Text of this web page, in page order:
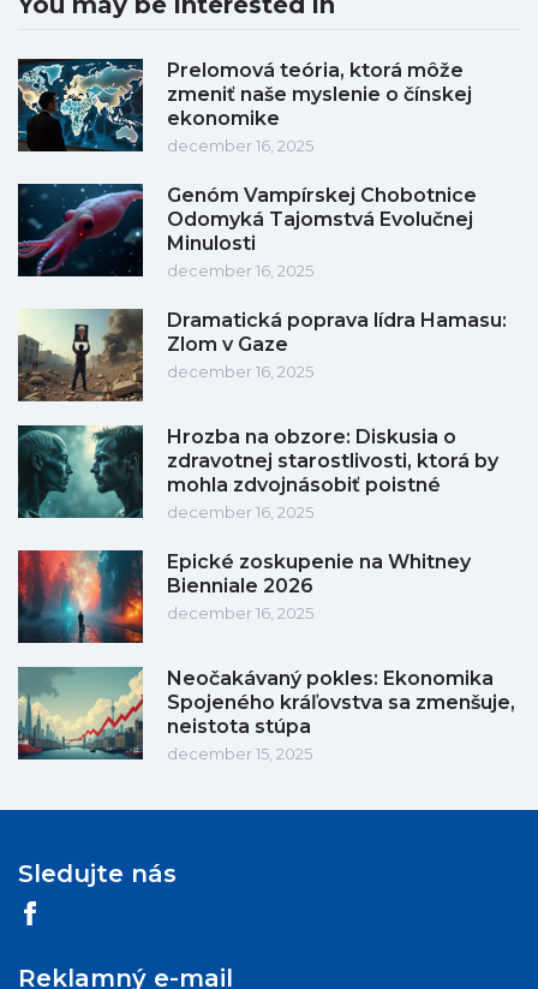
Prelomová teória, ktorá môže
zmeniť naše myslenie o čínskej
ekonomike
december 16, 2025
Genóm Vampírskej Chobotnice
Odomyká Tajomstvá Evolučnej
Minulosti
december 16, 2025
Dramatická poprava lídra Hamasu:
Zlom v Gaze
december 16, 2025
Hrozba na obzore: Diskusia o
zdravotnej starostlivosti, ktorá by
mohla zdvojnásobiť poistné
december 16, 2025
Epické zoskupenie na Whitney
Bienniale 2026
december 16, 2025
Neočakávaný pokles: Ekonomika
Spojeného kráľovstva sa zmenšuje,
neistota stúpa
december 15, 2025
Sledujte nás
Reklamný e-mail